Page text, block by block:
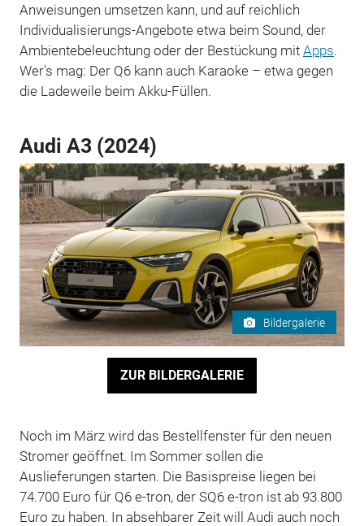
Anweisungen umsetzen kann, und auf reichlich
Individualisierungs-Angebote etwa beim Sound, der
Ambientebeleuchtung oder der Bestückung mit Apps.
Wer's mag: Der Q6 kann auch Karaoke – etwa gegen
die Ladeweile beim Akku-Füllen.
Audi A3 (2024)
Bildergalerie
ZUR BILDERGALERIE
Noch im März wird das Bestellfenster für den neuen
Stromer geöffnet. Im Sommer sollen die
Auslieferungen starten. Die Basispreise liegen bei
74.700 Euro für Q6 e-tron, der SQ6 e-tron ist ab 93.800
Euro zu haben. In absehbarer Zeit will Audi auch noch